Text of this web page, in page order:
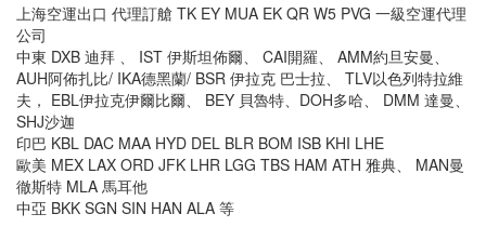
上海空運出口 代理訂艙 TK EY MUA EK QR W5 PVG 一級空運代理
公司
中東 DXB 迪拜 、 IST 伊斯坦佈爾、 CAI開羅、 AMM約旦安曼、
AUH阿佈扎比/ IKA德黑蘭/ BSR 伊拉克 巴士拉、 TLV以色列特拉維
夫， EBL伊拉克伊爾比爾、 BEY 貝魯特、DOH多哈、 DMM 達曼、
SHJ沙迦
印巴 KBL DAC MAA HYD DEL BLR BOM ISB KHI LHE
歐美 MEX LAX ORD JFK LHR LGG TBS HAM ATH 雅典、 MAN曼
徹斯特 MLA 馬耳他
中亞 BKK SGN SIN HAN ALA 等